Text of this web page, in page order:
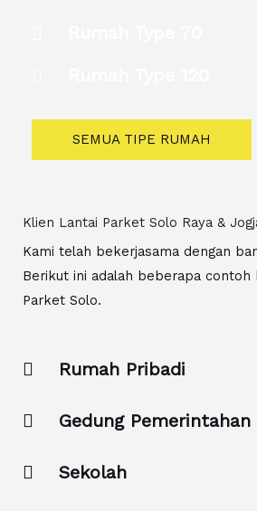
SEMUA TIPE RUMAH
Klien Lantai Parket Solo Raya &
Kami telah bekerjasama dengan
Berikut ini adalah beberapa contoh
Parket Solo.
Rumah Pribadi
Gedung Pemerintahan
Sekolah